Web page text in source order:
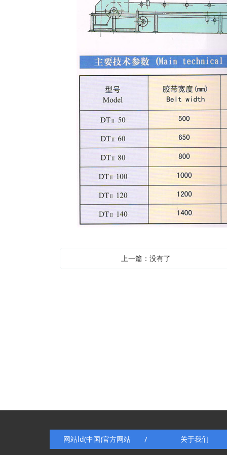
上一篇：没有了
网站ld(中国)官方网站 / 关于我们